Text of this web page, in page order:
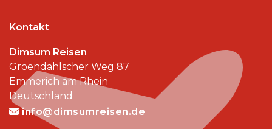
Kontakt
Dimsum Reisen
Groendahlscher Weg 87
Emmerich am Rhein
Deutschland
info@dimsumreisen.de